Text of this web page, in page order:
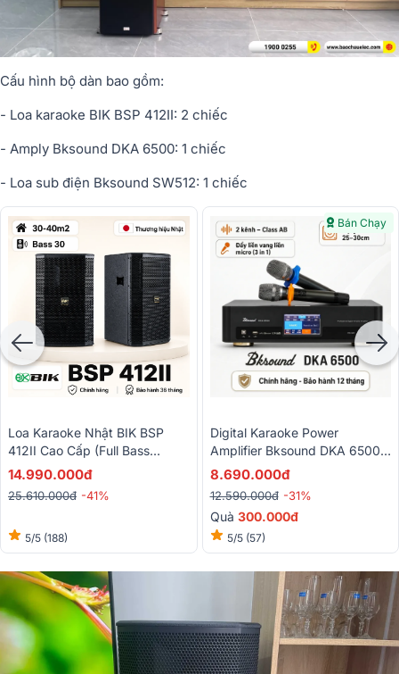
Cấu hình bộ dàn bao gồm:
- Loa karaoke BIK BSP 412II: 2 chiếc
- Amply Bksound DKA 6500: 1 chiếc
- Loa sub điện Bksound SW512: 1 chiếc
Loa Karaoke Nhật BIK BSP
412II Cao Cấp (Full Bass
30cm)
14.990.000đ
25.610.000đ -41%
5/5 (188)
Bán Chạy
Digital Karaoke Power
Amplifier Bksound DKA 6500 (
2 Kênh, 450W, Kèm Micro
8.690.000đ
12.590.000đ -31%
Quà 300.000đ
5/5 (57)